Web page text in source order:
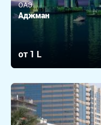
ОАЭ
Аджман
от 1 L